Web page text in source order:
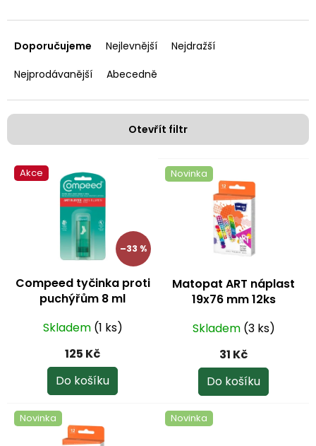
a
e
í
p
r
d
u
Doporučujeme Nejlevnější
Nejdražší
Nejprodávanější
Abecedně
Otevřít filtr
V
ý Akce
–33 %
Compeed tyčinka proti
puchýřům 8 ml
Skladem (1 ks)
125 Kč
Do košíku
Novinka
Matopat ART náplast
19x76 mm 12ks
Skladem (3 ks)
31 Kč
Do košíku
Novinka Novinka